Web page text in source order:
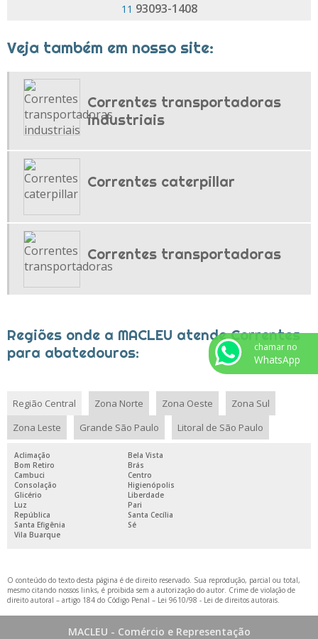
TOMBADOR DE CAÇAMBA
TRANSPORTADOR AÉREO
TRANSPORTADOR AÉREO DE CORRENTE
TRANSPORTADOR AÉREO PARA PINTURA
TROLLEY TRANSPORTADOR AÉREO
TROLLEYS MANUAIS
11 93093-1408
Veja também em nosso site:
Correntes transportadoras
industriais
Correntes caterpillar
Correntes transportadoras
Regiões onde a MACLEU atende Correntes
para abatedouros:
Região Central Zona Norte Zona Oeste
Zona Sul
Zona Leste
Grande São Paulo Litoral de São Paulo
Aclimação
Bela Vista
Bom Retiro
Brás
Cambuci
Centro
Consolação
Higienópolis
Glicério
Liberdade
Luz
Pari
República
Santa Cecília
Santa Efigênia
Sé
Vila Buarque
O conteúdo do texto desta página é de direito reservado. Sua reprodução, parcial ou total,
mesmo citando nossos links, é proibida sem a autorização do autor. Crime de violação de
direito autoral – artigo 184 do Código Penal – Lei 9610/98 - Lei de direitos autorais.
MACLEU - Comércio e Representação
chamar no
WhatsApp